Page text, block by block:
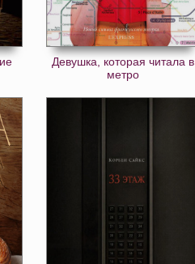
Девушка, которая читала в
метро